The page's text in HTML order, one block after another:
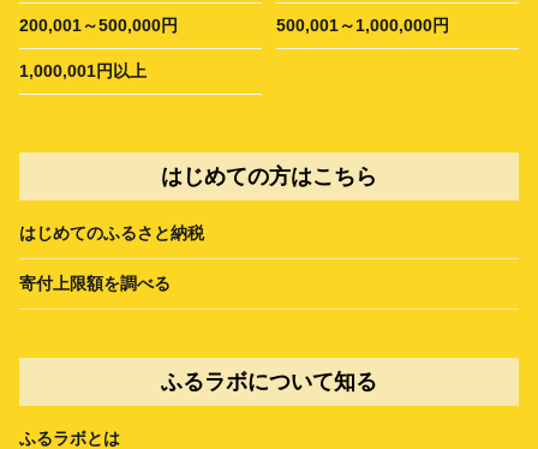
200,001～500,000円 500,001～1,000,000円
1,000,001円以上
はじめての方はこちら
はじめてのふるさと納税
寄付上限額を調べる
ふるラボについて知る
ふるラボとは